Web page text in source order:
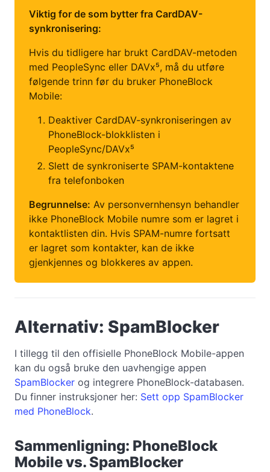
Viktig for de som bytter fra CardDAV-
synkronisering:
Hvis du tidligere har brukt CardDAV-metoden
med PeopleSync eller DAVx⁵, må du utføre
følgende trinn før du bruker PhoneBlock
Mobile:
Deaktiver CardDAV-synkroniseringen av
PhoneBlock-blokklisten i
PeopleSync/DAVx⁵
Slett de synkroniserte SPAM-kontaktene
fra telefonboken
Begrunnelse: Av personvernhensyn behandler
ikke PhoneBlock Mobile numre som er lagret i
kontaktlisten din. Hvis SPAM-numre fortsatt
er lagret som kontakter, kan de ikke
gjenkjennes og blokkeres av appen.
Alternativ: SpamBlocker
I tillegg til den offisielle PhoneBlock Mobile-appen
kan du også bruke den uavhengige appen
SpamBlocker og integrere PhoneBlock-databasen.
Du finner instruksjoner her: Sett opp SpamBlocker
med PhoneBlock.
Sammenligning: PhoneBlock
Mobile vs. SpamBlocker